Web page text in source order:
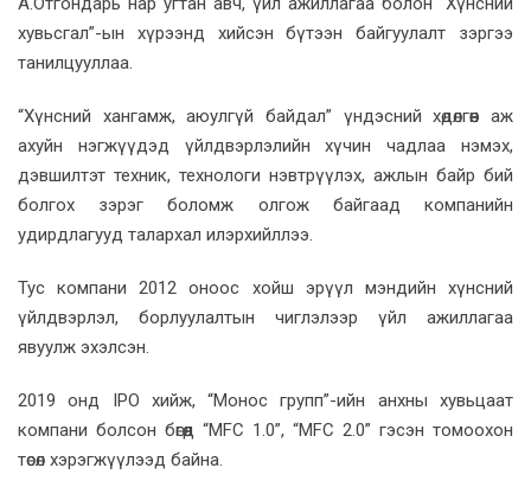
хувьсгал”-ын хүрээнд хийсэн бүтээн байгуулалт зэргээ
танилцууллаа.
“Хүнсний хангамж, аюулгүй байдал” үндэсний хөдөлгөөн аж
ахуйн нэгжүүдэд үйлдвэрлэлийн хүчин чадлаа нэмэх,
дэвшилтэт техник, технологи нэвтрүүлэх, ажлын байр бий
болгох зэрэг боломж олгож байгаад компанийн
удирдлагууд талархал илэрхийллээ.
Тус компани 2012 оноос хойш эрүүл мэндийн хүнсний
үйлдвэрлэл, борлуулалтын чиглэлээр үйл ажиллагаа
явуулж эхэлсэн.
2019 онд IPO хийж, “Монос групп”-ийн анхны хувьцаат
компани болсон бөгөөд “MFC 1.0”, “MFC 2.0” гэсэн томоохон
төсөл хэрэгжүүлээд байна.